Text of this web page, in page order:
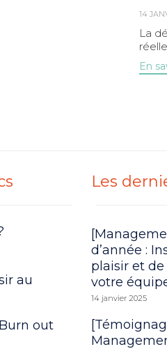
14
La
En
au
out
Les
d’année :
plaisir et de
votre
14 janvier 2025